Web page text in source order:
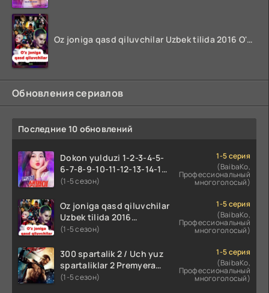
Oz joniga qasd qiluvchilar Uzbek tilida 2016 O'zbekcha tarjima kino 720p HD skachat
Обновления сериалов
Последние 10 обновлений
Dokon yulduzi 1-2-3-4-5-
6-7-8-9-10-11-12-13-14-15-
16-17 Qism Uzbek tilida
qismlari o'zbek tilida
(1-5 сезон)
1-5 серия
(BaibaKo,
Профессиональный
многоголосый)
Oz joniga qasd qiluvchilar
Uzbek tilida 2016
O'zbekcha tarjima kino
(1-5 сезон)
1-5 серия
(BaibaKo,
Профессиональный
многоголосый)
300 spartalik 2 / Uch yuz
spartaliklar 2 Premyera
Uzbek tilida 2013
(1-5 сезон)
1-5 серия
(BaibaKo,
Профессиональный
многоголосый)